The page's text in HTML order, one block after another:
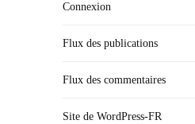
Connexion
Flux des publications
Flux des commentaires
Site de WordPress-FR